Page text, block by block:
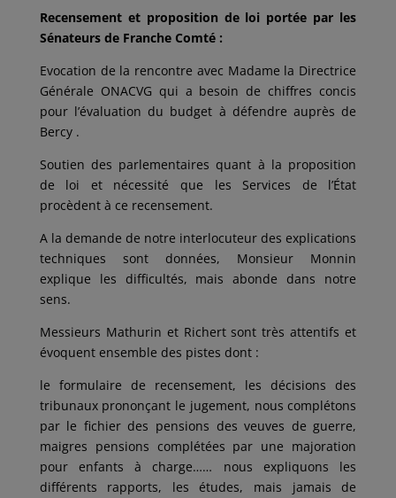
Recensement et proposition de loi portée par les
Sénateurs de Franche Comté :
Evocation de la rencontre avec Madame la Directrice
Générale ONACVG qui a besoin de chiffres concis
pour l’évaluation du budget à défendre auprès de
Bercy .
Soutien des parlementaires quant à la proposition
de loi et nécessité que les Services de l’État
procèdent à ce recensement.
A la demande de notre interlocuteur des explications
techniques sont données, Monsieur Monnin
explique les difficultés, mais abonde dans notre
sens.
Messieurs Mathurin et Richert sont très attentifs et
évoquent ensemble des pistes dont :
le formulaire de recensement, les décisions des
tribunaux prononçant le jugement, nous complétons
par le fichier des pensions des veuves de guerre,
maigres pensions complétées par une majoration
pour enfants à charge…… nous expliquons les
différents rapports, les études, mais jamais de